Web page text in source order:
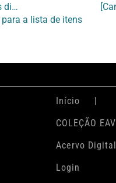
Torquato Neto/1971/1972 (Colagem) do Livro “Os últimos dias de Paupérria”/1973
a lista de itens
Início
COLEÇÃO EAV
Acervo Digital
Login